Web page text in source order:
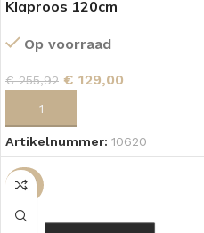
Klaproos 120cm
Op voorraad
€255,92 € 129,00
Artikelnummer: 10620
-50%